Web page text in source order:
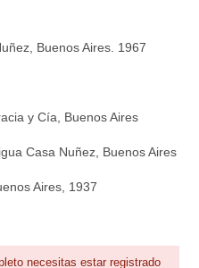
Buenos Aires. 1967
y Cía, Buenos Aires
Casa Nuñez, Buenos Aires
Aires, 1937
necesitas estar registrado